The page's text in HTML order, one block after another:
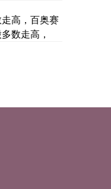
高，百奥赛
数走高，